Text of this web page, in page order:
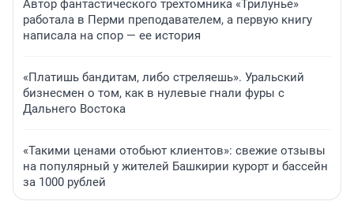
Автор фантастического трехтомника «Трилунье»
работала в Перми преподавателем, а первую книгу
написала на спор — ее история
«Платишь бандитам, либо стреляешь». Уральский
бизнесмен о том, как в нулевые гнали фуры с
Дальнего Востока
«Такими ценами отобьют клиентов»: свежие отзывы
на популярный у жителей Башкирии курорт и бассейн
за 1000 рублей